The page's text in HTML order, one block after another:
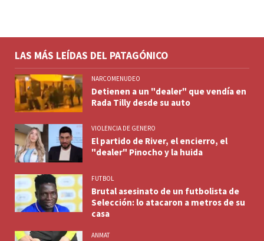
LAS MÁS LEÍDAS DEL PATAGÓNICO
NARCOMENUDEO
Detienen a un "dealer" que vendía en
Rada Tilly desde su auto
VIOLENCIA DE GENERO
El partido de River, el encierro, el
"dealer" Pinocho y la huida
FUTBOL
Brutal asesinato de un futbolista de
Selección: lo atacaron a metros de su
casa
ANMAT